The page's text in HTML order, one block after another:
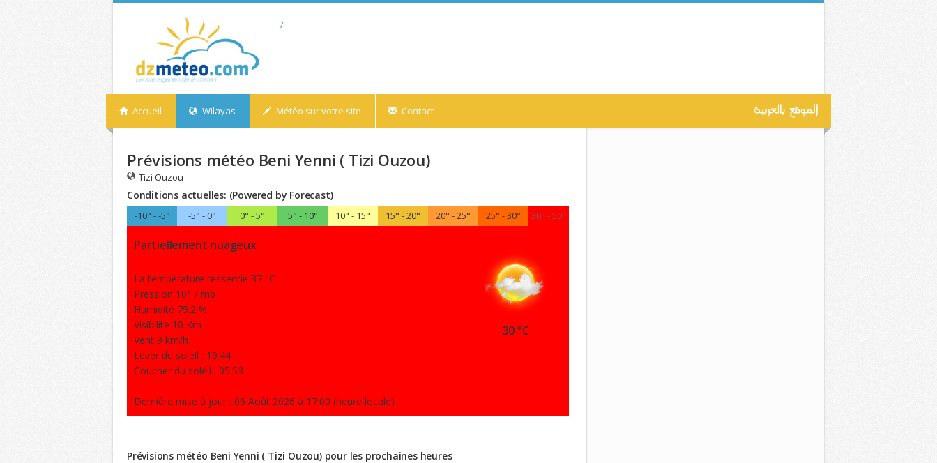
/
Accueil Wilayas Météo sur votre site Contact
Prévisions météo Beni Yenni ( Tizi Ouzou)
Tizi Ouzou
Conditions actuelles: (Powered by Forecast)
-10° - -5° -5° - 0° 0° - 5° 5° - 10° 10° - 15° 15° - 20° 20° - 25° 25° - 30° 30° - 50°
Partiellement nuageux
La température ressentie 37 °C
Pression 1017 mb
Humidité 79.2 %
Visibilité 10 Km
Vent 9 km/h
Lever du soleil : 19:44
Coucher du soleil : 05:53
Dernière mise à jour : 06 Août 2026 à 17:00 (heure locale)
30 °C
Prévisions météo Beni Yenni ( Tizi Ouzou) pour les prochaines heures